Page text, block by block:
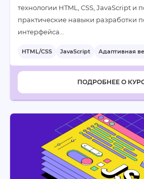
технологии HTML, CSS, JavaScript и
практические навыки разработки
интерфейса…
HTML/CSS JavaScript Адаптивная
ПОДРОБНЕЕ О